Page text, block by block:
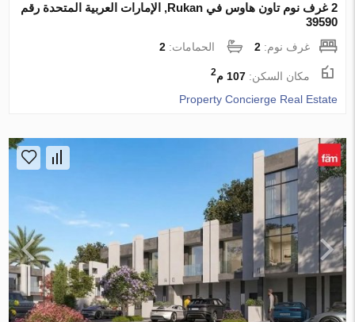
2 غرف نوم تاون هاوس في Rukan, الإمارات العربية المتحدة رقم
39590
غرف نوم:2 الحمامات:2
مكان السكن:107 م 2
Property Concierge Real Estate